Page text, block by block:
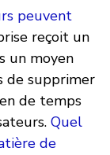
peuvent
reçoit un
un moyen
de supprimer
de temps
Quel
de